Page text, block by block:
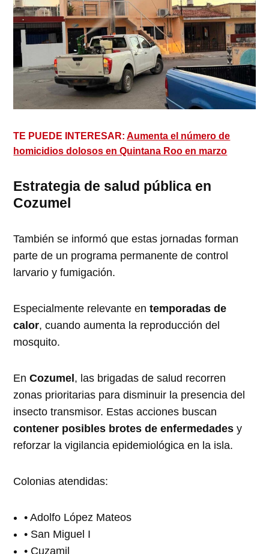
TE PUEDE INTERESAR:Aumenta el número de
homicidios dolosos en Quintana Roo en marzo
Estrategia de salud pública en
Cozumel
También se informó que estas jornadas forman
parte de un programa permanente de control
larvario y fumigación.
Especialmente relevante entemporadas de
calor, cuando aumenta la reproducción del
mosquito.
EnCozumel, las brigadas de salud recorren
zonas prioritarias para disminuir la presencia del
insecto transmisor. Estas acciones buscan
contener posibles brotes de enfermedades y
reforzar la vigilancia epidemiológica en la isla.
Colonias atendidas:
• Adolfo López Mateos
• San Miguel I
• Cuzamil